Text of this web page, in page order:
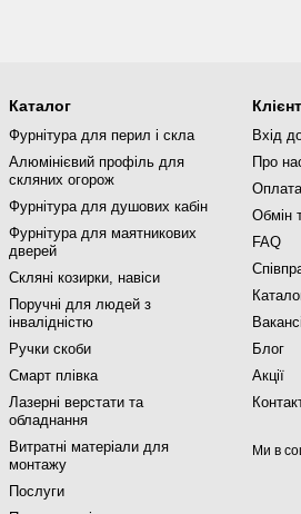
Каталог
Фурнітура для перил і скла
Алюмінієвий профіль для
скляних огорож
Фурнітура для душових кабін
Фурнітура для маятникових
дверей
Скляні козирки, навіси
Поручні для людей з
інвалідністю
Ручки скоби
Смарт плівка
Лазерні верстати та
обладнання
Витратні матеріали для
монтажу
Послуги
Вхід
Про
Обмін
FAQ
Блог
Акції
Ми в